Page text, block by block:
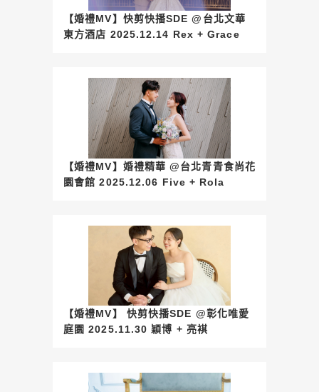
【婚禮MV】快剪快播SDE @台北文華
東方酒店 2025.12.14 Rex + Grace
【婚禮MV】婚禮精華 @台北青青食尚花
園會館 2025.12.06 Five + Rola
【婚禮MV】 快剪快播SDE @彰化唯愛
庭園 2025.11.30 穎博 + 亮褀